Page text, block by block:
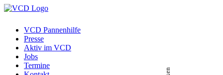
VCD Pannenhilfe
Presse
Aktiv im VCD
Jobs
Termine